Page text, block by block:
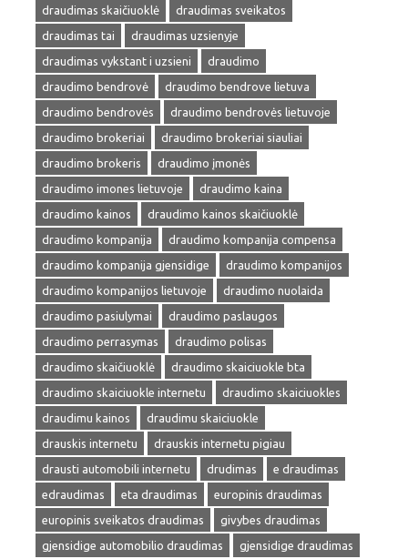
draudimas skaičiuoklė
draudimas sveikatos
draudimas tai
draudimas uzsienyje
draudimas vykstant i uzsieni
draudimo
draudimo bendrovė
draudimo bendrove lietuva
draudimo bendrovės
draudimo bendrovės lietuvoje
draudimo brokeriai
draudimo brokeriai siauliai
draudimo brokeris
draudimo įmonės
draudimo imones lietuvoje
draudimo kaina
draudimo kainos
draudimo kainos skaičiuoklė
draudimo kompanija
draudimo kompanija compensa
draudimo kompanija gjensidige
draudimo kompanijos
draudimo kompanijos lietuvoje
draudimo nuolaida
draudimo pasiulymai
draudimo paslaugos
draudimo perrasymas
draudimo polisas
draudimo skaičiuoklė
draudimo skaiciuokle bta
draudimo skaiciuokle internetu
draudimo skaiciuokles
draudimu kainos
draudimu skaiciuokle
drauskis internetu
drauskis internetu pigiau
drausti automobili internetu
drudimas
e draudimas
edraudimas
eta draudimas
europinis draudimas
europinis sveikatos draudimas
givybes draudimas
gjensidige automobilio draudimas
gjensidige draudimas